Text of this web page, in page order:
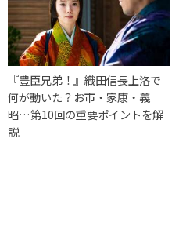
『豊臣兄弟！』織田信長上洛で
何が動いた？お市・家康・義
昭…第10回の重要ポイントを解
説